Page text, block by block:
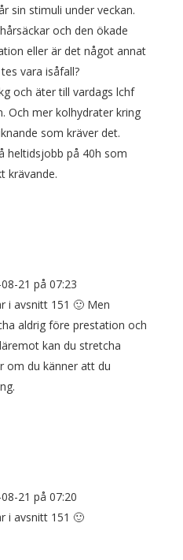
sin stimuli under veckan.
och den ökade
eller är det något annat
vara isåfall?
och äter till vardags lchf
Och mer kolhydrater kring
som kräver det.
heltidsjobb på 40h som
krävande.
21 på 07:23
i avsnitt 151 🙂 Men
aldrig före prestation och
kan du stretcha
om du känner att du
21 på 07:20
i avsnitt 151 🙂